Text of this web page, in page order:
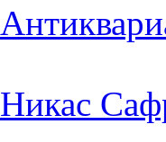
Никас